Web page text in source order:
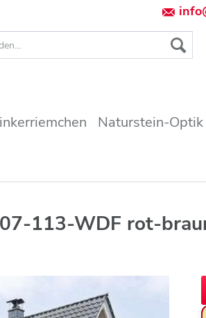
Naturstein-Optik
113-WDF rot-